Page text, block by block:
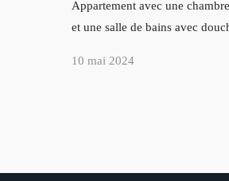
Appartement avec une
et une salle de bains avec
10 mai 2024